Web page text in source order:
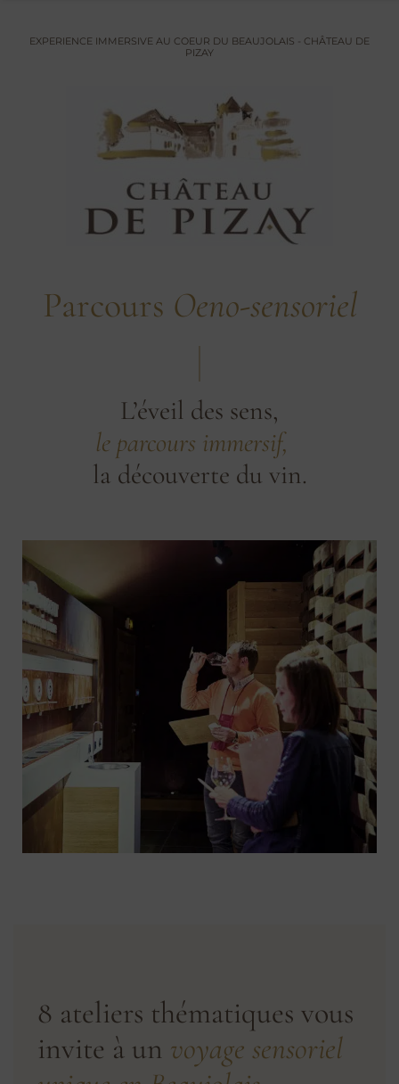
EXPERIENCE IMMERSIVE AU COEUR DU BEAUJOLAIS - CHÂTEAU DE
PIZAY
Parcours Oeno-sensoriel
L’éveil des sens,
le parcours immersif,
la découverte du vin.
8 ateliers thématiques vous
invite à un voyage sensoriel